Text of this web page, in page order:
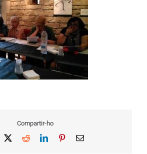
Compartir-ho
RedditLinkedInPinterestEmail